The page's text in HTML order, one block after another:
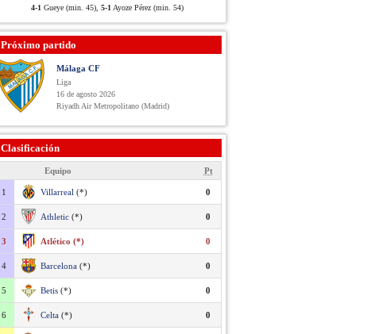
4-1 Gueye (min. 45), 5-1 Ayoze Pérez (min. 54)
Próximo partido
Málaga CF
Liga
16 de agosto 2026
Riyadh Air Metropolitano (Madrid)
Clasificación
Equipo Pt
1 Villarreal (*) 0
2 Athletic (*) 0
3 Atlético (*) 0
4 Barcelona (*) 0
5 Betis (*) 0
6 Celta (*) 0